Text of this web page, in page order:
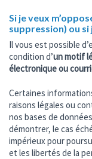
Si je veux
suppression) ou
Il vous est possible
condition d’un motif
électronique ou
Certaines
raisons légales ou
nos bases de
démontrer, le cas
impérieux pour
et les libertés de la